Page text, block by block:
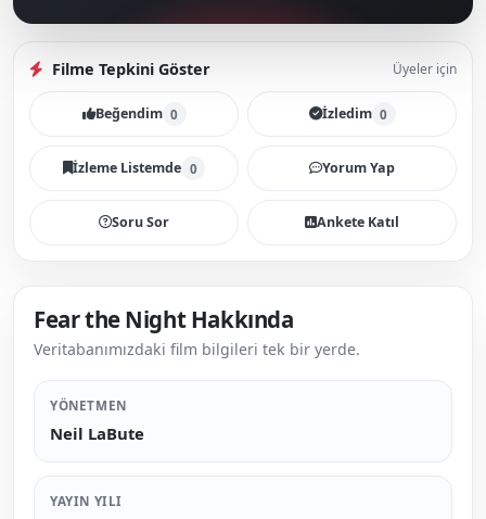
Filme Tepkini Göster Üyeler için
Beğendim 0 İzledim 0
İzleme Listemde 0 Yorum Yap
Soru Sor Ankete Katıl
Fear the Night Hakkında
Veritabanımızdaki film bilgileri tek bir yerde.
YÖNETMEN
Neil LaBute
YAYIN YILI